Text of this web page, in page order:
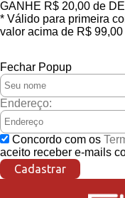
GANHE R$ 20,00 de
* Válido para primeira
valor acima de R$ 99,00
Fechar Popup
Endereço:
Concordo com os
aceito receber e-mails
Cadastrar